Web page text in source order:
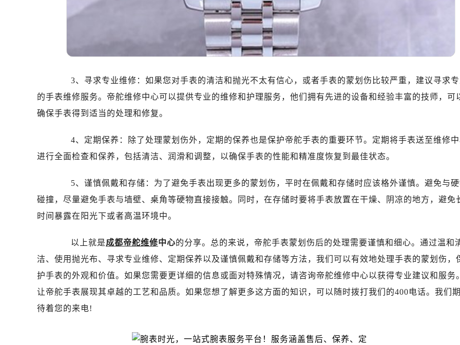
合肥市蜀山区潜山路111号万象城华润大厦B座12楼03室（需提前预约）
泉州市丰泽区宝洲路729号浦西万达中心写字楼A座7楼709室（需提前预约）
青岛市南区山东路6号华润大厦B座22层04室（需提前预约）
烟台市芝罘区胜利路139号万达金融中心A座907室（需提前预约）
贵阳市南明区都司高架桥路33号亨特国际金融中心14楼14D（需提前预约）
昆明市盘龙区北京路928号同德昆明广场写字楼10层06室（需提前预约）
西安市碑林区南关正街88号华侨城长安国际中心E座6楼10室（需提前预约）
海口市龙华区金贸东路5号海口华润大厦B座17层1707室（需提前预约）
台州市椒江区东海大道1800号腾达中心东1幢20楼2002室（需提前预约）
内蒙古自治区呼和浩特市玉泉区大学西街70号华润万象城写字楼（鄂尔多斯大厦）23层2326室（需提
重庆市解放碑渝中区民权路28号英利国际金融中心写字楼20层01室（需提前预约）
黑龙江省大庆市萨尔图区会战大街帝舵售后服务中心（需提前预约）
黑龙江省黑河市爱辉区中央街帝舵售后服务中心（需提前预约）
黑龙江省鸡西市鸡冠区红军路帝舵售后服务中心（需提前预约）
黑龙江省佳木斯市向阳区长安路帝舵售后服务中心（需提前预约）
黑龙江省牡丹江市东安区太平路帝舵售后服务中心（需提前预约）
黑龙江省双鸭山市尖山区新兴大街帝舵售后服务中心（需提前预约）
3、寻求专业维修：如果您对手表的清洁和抛光不太有信心，或者手表的蒙划伤比较严重，建议寻求专
的手表维修服务。帝舵维修中心可以提供专业的维修和护理服务，他们拥有先进的设备和经验丰富的技师，可
确保手表得到适当的处理和修复。
4、定期保养：除了处理蒙划伤外，定期的保养也是保护帝舵手表的重要环节。定期将手表送至维修
进行全面检查和保养，包括清洁、润滑和调整，以确保手表的性能和精准度恢复到最佳状态。
5、谨慎佩戴和存储：为了避免手表出现更多的蒙划伤，平时在佩戴和存储时应该格外谨慎。避免与
碰撞，尽量避免手表与墙壁、桌角等硬物直接接触。同时，在存储时要将手表放置在干燥、阴凉的地方，避免
时间暴露在阳光下或者高温环境中。
以上就是成都帝舵维修中心的分享。总的来说，帝舵手表蒙划伤后的处理需要谨慎和细心。通过温和
洁、使用抛光布、寻求专业维修、定期保养以及谨慎佩戴和存储等方法，我们可以有效地处理手表的蒙划伤，
护手表的外观和价值。如果您需要更详细的信息或面对特殊情况，请咨询帝舵维修中心以获得专业建议和服务。
让帝舵手表展现其卓越的工艺和品质。如果您想了解更多这方面的知识，可以随时拨打我们的400电话。我们期
待着您的来电!